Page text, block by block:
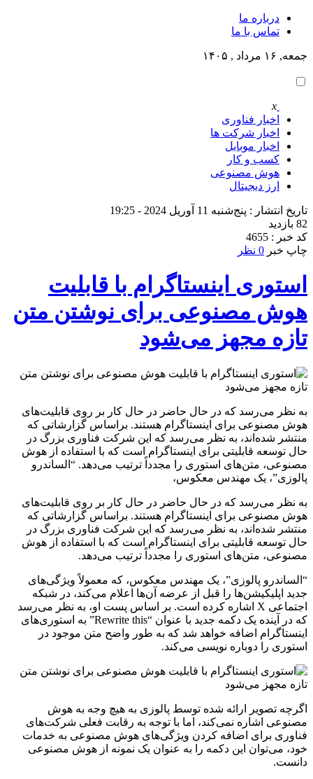
درباره ما
تماس با ما
جمعه, ۱۶ مرداد , ۱۴۰۵
x
اخبار فناوری
اخبار شرکت ها
اخبار موبایل
کسب و کار
هوش مصنوعی
ارز دیجیتال
تاریخ انتشار : پنج‌شنبه 11 آوریل 2024 - 19:25
82 بازدید
کد خبر : 4655
چاپ خبر 0 نظر
استوری اینستاگرام با قابلیت
هوش مصنوعی برای نوشتن متن
تازه مجهز می‌شود
به نظر می‌رسد که در حال حاضر در حال کار بر روی قابلیت‌های
هوش مصنوعی برای اینستاگرام هستند. براساس گزارشاتی که
منتشر شده‌اند، به نظر می‌رسد که این شرکت فناوری بزرگ در
حال توسعه قابلیتی برای اینستاگرام است که با استفاده از هوش
مصنوعی، متن‌های استوری را مجدداً ترتیب می‌دهد. “الساندرو
پالوزی”، یک مهندس معکوس،
به نظر می‌رسد که در حال حاضر در حال کار بر روی قابلیت‌های
هوش مصنوعی برای اینستاگرام هستند. براساس گزارشاتی که
منتشر شده‌اند، به نظر می‌رسد که این شرکت فناوری بزرگ در
حال توسعه قابلیتی برای اینستاگرام است که با استفاده از هوش
مصنوعی، متن‌های استوری را مجدداً ترتیب می‌دهد.
“الساندرو پالوزی”، یک مهندس معکوس، که معمولاً ویژگی‌های
جدید اپلیکیشن‌ها را قبل از عرضه آن‌ها اعلام می‌کند، در شبکه
اجتماعی X اشاره کرده است. بر اساس پست او، به نظر می‌رسد
که در آینده یک دکمه جدید با عنوان “Rewrite this” به استوری‌های
اینستاگرام اضافه خواهد شد که به طور واضح متن موجود در
استوری را دوباره نویسی می‌کند.
اگرچه تصویر ارائه شده توسط پالوزی به هیچ وجه به هوش
مصنوعی اشاره نمی‌کند، اما با توجه به رقابت فعلی شرکت‌های
فناوری برای اضافه کردن ویژگی‌های هوش مصنوعی به خدمات
خود، می‌توان این دکمه را به عنوان یک نمونه از هوش مصنوعی
دانست.